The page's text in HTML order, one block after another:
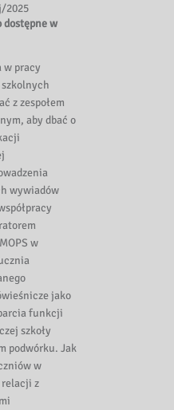
2025
dostępne w
w pracy
szkolnych
z zespołem
aby dbać o
wywiadów
w
jako
funkcji
szkoły
podwórku. Jak
w
z